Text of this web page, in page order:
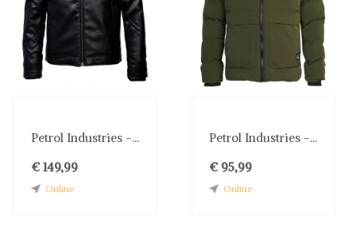
Petrol Industries -...
€ 149,99
Online
Petrol Industries -...
€ 95,99
Online